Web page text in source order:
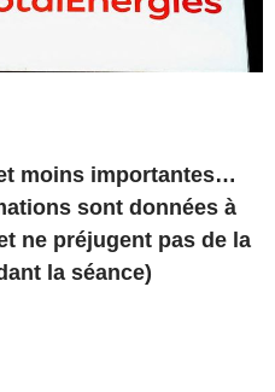
moins importantes…
sont données à
ne préjugent pas de la
la séance)